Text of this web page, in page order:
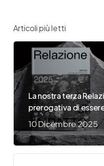
Articoli più letti
La nostra terza
prerogativa di
10 Dicembre 2025